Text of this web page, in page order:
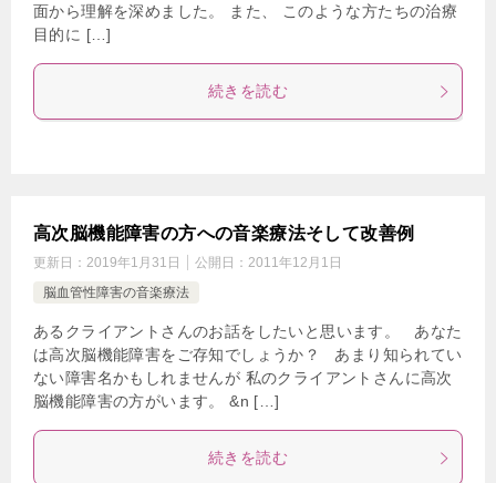
面から理解を深めました。 また、 このような方たちの治療
目的に […]
続きを読む
高次脳機能障害の方への音楽療法そして改善例
更新日： 2019年1月31日 公開日： 2011年12月1日
脳血管性障害の音楽療法
あるクライアントさんのお話をしたいと思います。 あなた
は高次脳機能障害をご存知でしょうか？ あまり知られてい
ない障害名かもしれませんが 私のクライアントさんに高次
脳機能障害の方がいます。 &n […]
続きを読む